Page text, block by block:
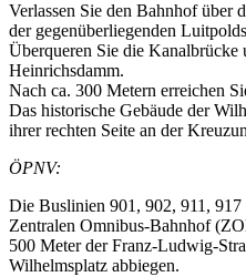
Verlassen Sie den Bahnhof über
der gegenüberliegenden
Überqueren Sie die Kanalbrücke
Heinrichsdamm.
Nach ca. 300 Metern erreichen
Das historische Gebäude der
ihrer rechten Seite an der
ÖPNV:
Die Buslinien 901, 902, 911,
Zentralen Omnibus-Bahnhof
500 Meter der Franz-Ludwig-
Wilhelmsplatz abbiegen.